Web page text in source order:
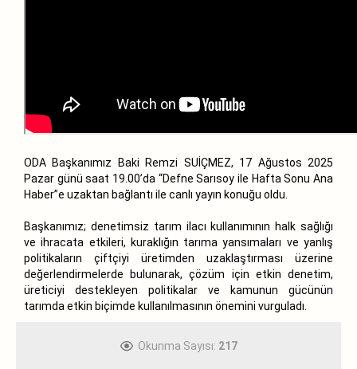
ODA Başkanımız Baki Remzi SUİÇMEZ, 17 Ağustos 2025
Pazar günü saat 19.00’da “Defne Sarısoy ile Hafta Sonu Ana
Haber”e uzaktan bağlantı ile canlı yayın konuğu oldu.
Başkanımız; denetimsiz tarım ilacı kullanımının halk sağlığı
ve ihracata etkileri, kuraklığın tarıma yansımaları ve yanlış
politikaların çiftçiyi üretimden uzaklaştırması üzerine
değerlendirmelerde bulunarak, çözüm için etkin denetim,
üreticiyi destekleyen politikalar ve kamunun gücünün
tarımda etkin biçimde kullanılmasının önemini vurguladı.
Okunma Sayısı: 217